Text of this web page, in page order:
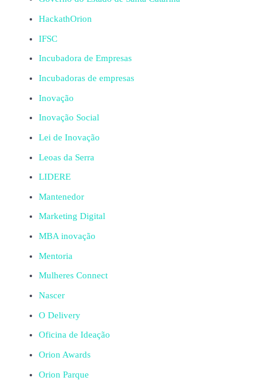
HackathOrion
IFSC
Incubadora de Empresas
Incubadoras de empresas
Inovação
Inovação Social
Lei de Inovação
Leoas da Serra
LIDERE
Mantenedor
Marketing Digital
MBA inovação
Mentoria
Mulheres Connect
Nascer
O Delivery
Oficina de Ideação
Orion Awards
Orion Parque